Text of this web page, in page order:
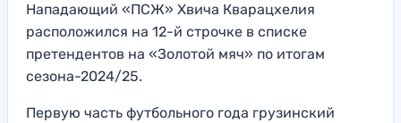
Нападающий «ПСЖ» Хвича Кварацхелия
расположился на 12-й строчке в списке
претендентов на «Золотой мяч» по итогам
сезона-2024/25.
Первую часть футбольного года грузинский